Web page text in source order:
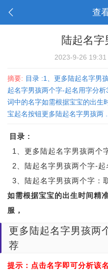
查
陆起名字
2023-9-26 19:31
摘要: 目录 :1、更多陆起名字男
起名字男孩两个字-起名用字分
词中的名字如需根据宝宝的出生
宝起名按钮更多陆起名字男孩两 ...
目录 :
1、更多陆起名字男孩两个
2、陆起名字男孩两个字-起
3、陆起名字男孩两个字：
如需根据宝宝的出生时间精
服，
更多陆起名字男孩两
荐
提示：点击名字即可分析该